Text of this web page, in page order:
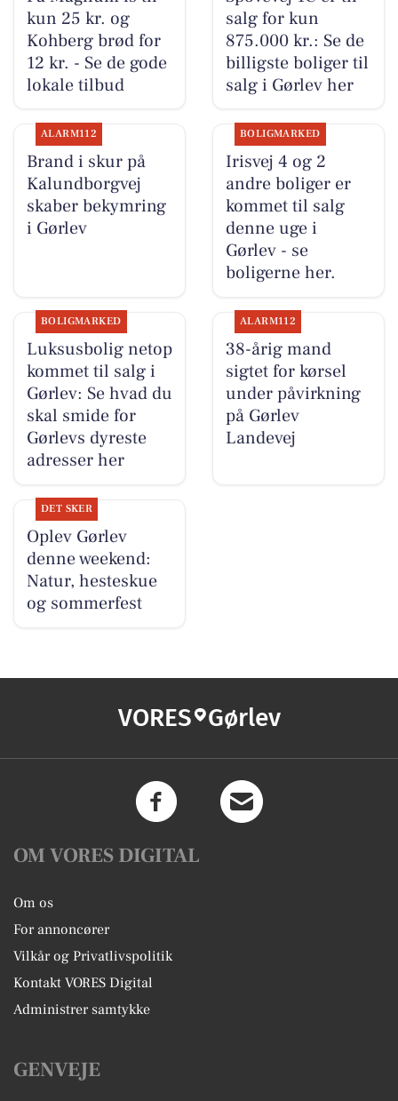
kun 25 kr. og
Kohberg brød for
12 kr. - Se de gode
lokale tilbud
salg for kun
875.000 kr.: Se de
billigste boliger til
salg i Gørlev her
ALARM112
Brand i skur på
Kalundborgvej
skaber bekymring
i Gørlev
BOLIGMARKED
Irisvej 4 og 2
andre boliger er
kommet til salg
denne uge i
Gørlev - se
boligerne her.
BOLIGMARKED
Luksusbolig netop
kommet til salg i
Gørlev: Se hvad du
skal smide for
Gørlevs dyreste
adresser her
ALARM112
38-årig mand
sigtet for kørsel
under påvirkning
på Gørlev
Landevej
DET SKER
Oplev Gørlev
denne weekend:
Natur, hesteskue
og sommerfest
VORES Gørlev
OM VORES DIGITAL
Om os
For annoncører
Vilkår og Privatlivspolitik
Kontakt VORES Digital
Administrer samtykke
GENVEJE